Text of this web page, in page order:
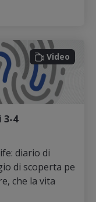
VideoVideo
3-4
diario di
di scoperta pe
che la vita